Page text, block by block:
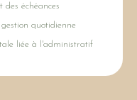
des échéances
quotidienne
liée à l'administratif